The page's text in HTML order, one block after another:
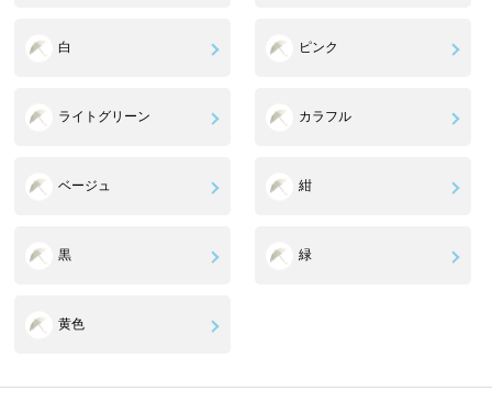
白 ピンク
ライトグリーン カラフル
ベージュ 紺
黒 緑
黄色